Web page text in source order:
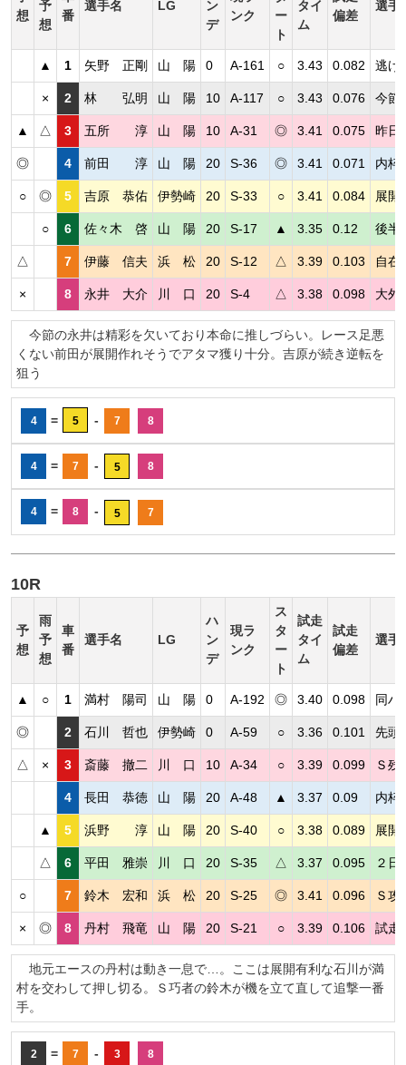
想
予
想
番
選手名 LG
ン
デ
ンク
ー
ト
タイ
ム
偏差
選手
▲ 1 矢野 正剛 山 陽 0 A-161 ○ 3.43 0.082 逃げ
× 2 林 弘明 山 陽 10 A-117 ○ 3.43 0.076 今節
▲ △ 3 五所 淳 山 陽 10 A-31 ◎ 3.41 0.075 昨日
◎ 4 前田 淳 山 陽 20 S-36 ◎ 3.41 0.071 内枠
○ ◎ 5 吉原 恭佑 伊勢崎 20 S-33 ○ 3.41 0.084 展開
○ 6 佐々木 啓 山 陽 20 S-17 ▲ 3.35 0.12 後半
△ 7 伊藤 信夫 浜 松 20 S-12 △ 3.39 0.103 自在
× 8 永井 大介 川 口 20 S-4 △ 3.38 0.098 大外
今節の永井は精彩を欠いており本命に推しづらい。レース足悪
くない前田が展開作れそうでアタマ獲り十分。吉原が続き逆転を
狙う
4 = 5 - 7 8
4 = 7 - 5 8
4 = 8 - 5 7
10R
予
想
雨
予
想
車
番
選手名 LG
ハ
ン
デ
現ラ
ンク
ス
タ
ー
ト
試走
タイ
ム
試走
偏差
選手
▲ ○ 1 満村 陽司 山 陽 0 A-192 ◎ 3.40 0.098 同ハ
◎ 2 石川 哲也 伊勢崎 0 A-59 ○ 3.36 0.101 先頭
△ × 3 斎藤 撤二 川 口 10 A-34 ○ 3.39 0.099 Ｓ残
4 長田 恭徳 山 陽 20 A-48 ▲ 3.37 0.09 内枠
▲ 5 浜野 淳 山 陽 20 S-40 ○ 3.38 0.089 展開
△ 6 平田 雅崇 川 口 20 S-35 △ 3.37 0.095 ２日
○ 7 鈴木 宏和 浜 松 20 S-25 ◎ 3.41 0.096 Ｓ攻
× ◎ 8 丹村 飛竜 山 陽 20 S-21 ○ 3.39 0.106 試走
地元エースの丹村は動き一息で…。ここは展開有利な石川が満
村を交わして押し切る。Ｓ巧者の鈴木が機を立て直して追撃一番
手。
2 = 7 - 3 8